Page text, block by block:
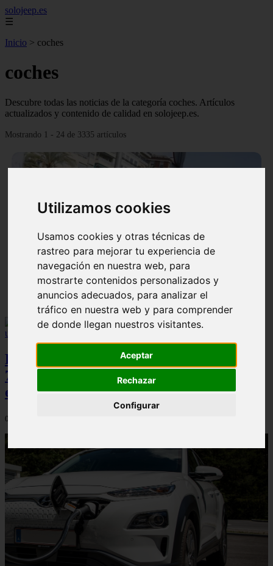
Utilizamos cookies
Usamos cookies y otras técnicas de
rastreo para mejorar tu experiencia de
navegación en nuestra web, para
mostrarte contenidos personalizados y
anuncios adecuados, para analizar el
tráfico en nuestra web y para comprender
de donde llegan nuestros visitantes.
Aceptar
Rechazar
Configurar
solojeep.es
☰
Inicio > coches
coches
Descubre todas las noticias de la categoría coches. Artículos
actualizados y contenido de calidad en solojeep.es.
Mostrando 1 - 24 de 3335 artículos
▷ Zona Azul Córdoba 《 Horarios y Tarifas 2024 》
Peugeot acelera en el mercado español:
7.062 matriculaciones y un 5,9% de cuota
en julio
06/08/2026